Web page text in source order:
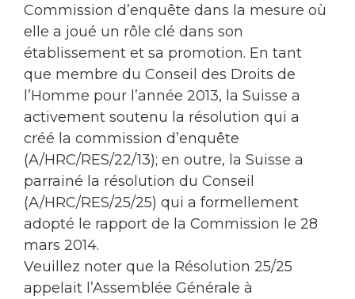
Commission d’enquête dans la mesure où
elle a joué un rôle clé dans son
établissement et sa promotion. En tant
que membre du Conseil des Droits de
l’Homme pour l’année 2013, la Suisse a
activement soutenu la résolution qui a
créé la commission d’enquête
(A/HRC/RES/22/13); en outre, la Suisse a
parrainé la résolution du Conseil
(A/HRC/RES/25/25) qui a formellement
adopté le rapport de la Commission le 28
mars 2014.
Veuillez noter que la Résolution 25/25
appelait l’Assemblée Générale à